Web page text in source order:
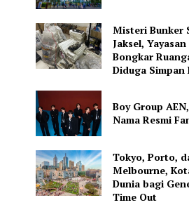
Misteri Bunker
Jaksel,
Bongkar
Diduga Simpan
Boy Group
Nama Resmi
Tokyo, Porto,
Melbourne,
Dunia bagi
Time Out